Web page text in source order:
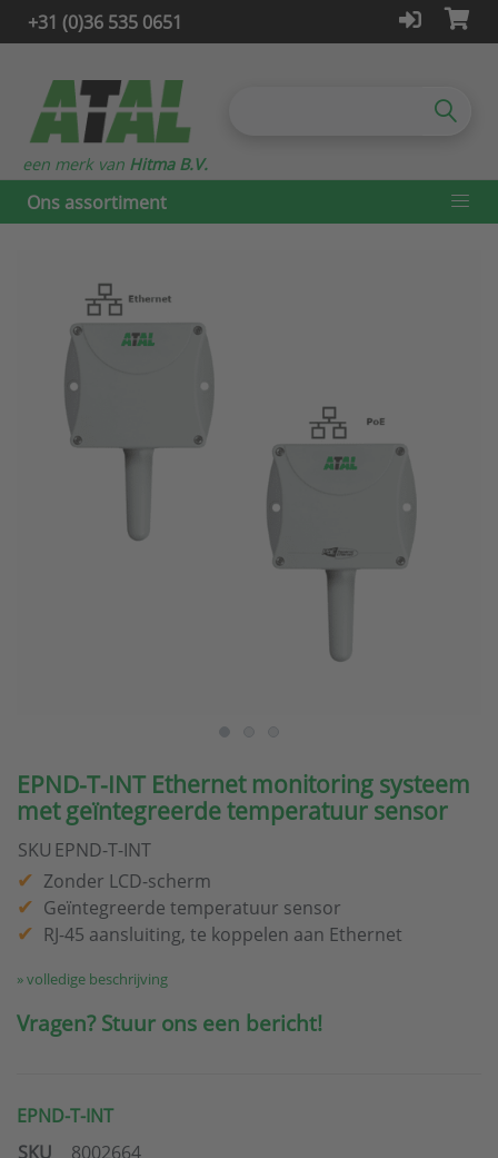
+31 (0)36 535 0651
Ons assortiment
een merk van Hitma B.V.
EPND-T-INT Ethernet monitoring systeem
met geïntegreerde temperatuur sensor
SKU EPND-T-INT
Zonder LCD-scherm
Geïntegreerde temperatuur sensor
RJ-45 aansluiting, te koppelen aan Ethernet
» volledige beschrijving
Vragen? Stuur ons een bericht!
EPND-T-INT
SKU
8002664